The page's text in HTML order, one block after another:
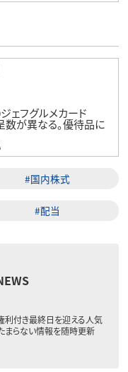
ェフグルメカード
が異なる。優待品に
#国内株式
#配当
利付き最終日を迎える人気
まらない情報を随時更新